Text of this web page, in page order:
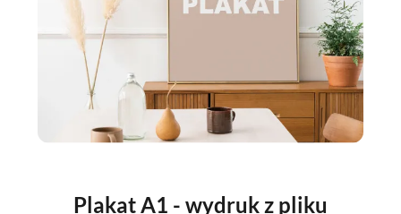
Plakat A1 - wydruk z pliku